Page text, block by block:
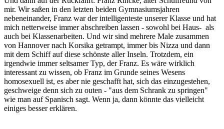
mir. Wir saßen in den letzten beiden Gymnasiumsjahren
nebeneinander, Franz war der intelligenteste unserer Klasse und hat
mich netterweise immer abschreiben lassen - sowohl bei Haus- als
auch bei Klassenarbeiten. Und wir sind mehrere Male zusammen
von Hannover nach Korsika getrampt, immer bis Nizza und dann
mit dem Schiff auf diese schönste aller Inseln. Trotzdem, ein
irgendwie immer seltsamer Typ, der Franz. Es wäre wirklich
interessant zu wissen, ob Franz im Grunde seines Wesens
homosexuell ist, es aber nie geschafft hat, sich das einzugestehen,
geschweige denn sich zu outen - "aus dem Schrank zu springen"
wie man auf Spanisch sagt. Wenn ja, dann könnte das vielleicht
einiges besser erklären.